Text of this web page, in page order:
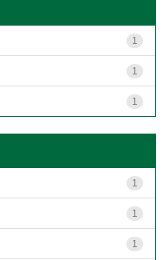
1
1
1
1
1
1